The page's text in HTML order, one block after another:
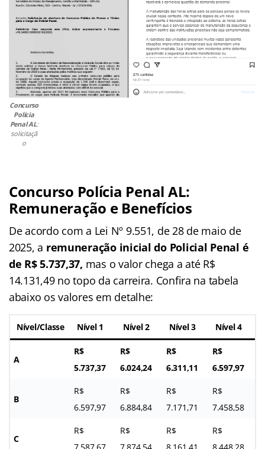
Concurso
Polícia
Penal AL:
solicitaçã
o
Concurso Polícia Penal AL:
Remuneração e Benefícios
De acordo com a Lei Nº 9.551, de 28 de maio de
2025, a remuneração inicial do Policial Penal é
de R$ 5.737,37, mas o valor chega a até R$
14.131,49 no topo da carreira. Confira na tabela
abaixo os valores em detalhe:
Nível/Classe Nível 1 Nível 2 Nível 3 Nível 4
A
R$
5.737,37
R$
6.024,24
R$
6.311,11
R$
6.597,97
B
R$
6.597,97
R$
6.884,84
R$
7.171,71
R$
7.458,58
C
R$
R$
R$
R$